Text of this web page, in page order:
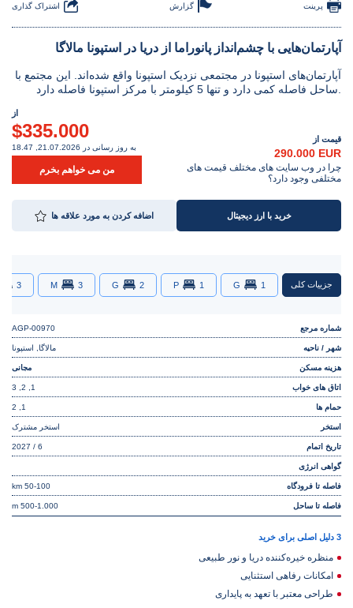
اشتراک گذاری گزارش پرینت
آپارتمان‌هایی با چشم‌انداز پانوراما از دریا در استپونا مالاگا
آپارتمان‌های استپونا در مجتمعی نزدیک استپونا واقع شده‌اند. این مجتمع با
قیمت از
290.000 EUR
چرا در وب سایت های مختلف قیمت های
مختلفی وجود دارد؟
از
$335.000
به روز رسانی در 21.07.2026, 18.47
من می خواهم بخرم
اضافه کردن به مورد علاقه ها خرید با ارز دیجیتال
جزییات کلی 1
G
1
P
2
G
3
M
3
شماره مرجع AGP-00970
شهر / ناحیه مالاگا, استپونا
هزینه مسکن مجانی
اتاق های خواب 1, 2, 3
حمام ها 1, 2
استخر استخر مشترک
تاریخ اتمام 6 / 2027
گواهی انرژی
فاصله تا فرودگاه 50-100 km
فاصله تا ساحل 500-1.000 m
3 دلیل اصلی برای خرید
منظره خیره‌کننده دریا و نور طبیعی
امکانات رفاهی استثنایی
طراحی معتبر با تعهد به پایداری